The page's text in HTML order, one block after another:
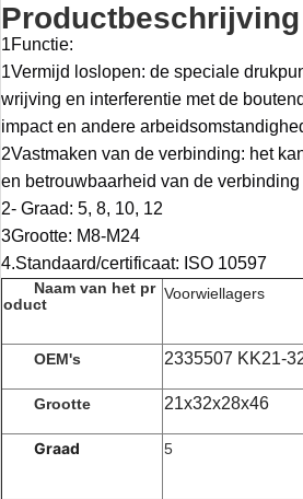
Productbeschrijving
1Functie:
1Vermijd loslopen: de speciale
wrijving en interferentie met de
impact en andere
2Vastmaken van de verbinding: het
en betrouwbaarheid van de
2- Graad: 5, 8, 10, 12
3Grootte: M8-M24
4.Standaard/certificaat: ISO 10597
Naam van het pr
oduct
Voorwiellagers
OEM's 2335507 KK21-
Grootte 21x32x28x46
Graad 5